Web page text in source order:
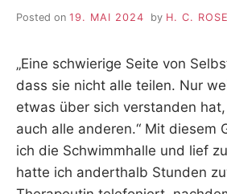
Posted on 19. MAI 2024 by H. C.
„Eine schwierige Seite von
dass sie nicht alle teilen. Nur
etwas über sich verstanden
auch alle anderen.“ Mit diesem
ich die Schwimmhalle und lief
hatte ich anderthalb Stunden